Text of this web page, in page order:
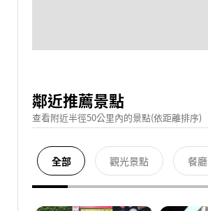
鄰近推薦景點
查看附近半徑50公里內的景點(依距離排序)
全部 觀光景點 餐廳